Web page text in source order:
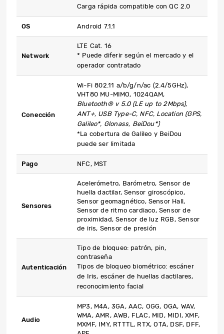
Carga rápida compatible con QC 2.0
OS Android 7.1.1
Network
LTE Cat. 16
* Puede diferir según el mercado y el
operador contratado
Conección
Wi-Fi 802.11 a/b/g/n/ac (2.4/5GHz),
VHT80 MU-MIMO, 1024QAM,
Bluetooth® v 5.0 (LE up to 2Mbps),
ANT+, USB Type-C, NFC, Location (GPS,
Galileo*, Glonass, BeiDou*)
*La cobertura de Galileo y BeiDou
puede ser limitada
Pago NFC, MST
Sensores
Acelerómetro, Barómetro, Sensor de
huella dactilar, Sensor giroscópico,
Sensor geomagnético, Sensor Hall,
Sensor de ritmo cardiaco, Sensor de
proximidad, Sensor de luz RGB, Sensor
de iris, Sensor de presión
Autenticación
Tipo de bloqueo: patrón, pin,
contraseña
Tipos de bloqueo biométrico: escáner
de Iris, escáner de huellas dactilares,
reconocimiento facial
Audio
MP3, M4A, 3GA, AAC, OGG, OGA, WAV,
WMA, AMR, AWB, FLAC, MID, MIDI, XMF,
MXMF, IMY, RTTTL, RTX, OTA, DSF, DFF,